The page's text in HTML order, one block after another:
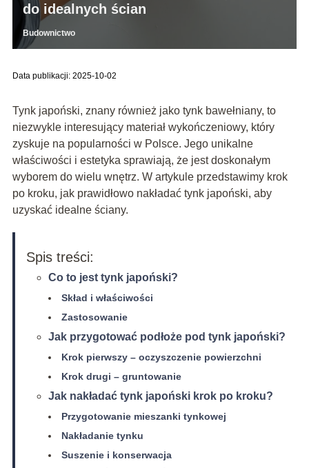
do idealnych ścian
Budownictwo
Data publikacji: 2025-10-02
Tynk japoński, znany również jako tynk bawełniany, to
niezwykle interesujący materiał wykończeniowy, który
zyskuje na popularności w Polsce. Jego unikalne
właściwości i estetyka sprawiają, że jest doskonałym
wyborem do wielu wnętrz. W artykule przedstawimy krok
po kroku, jak prawidłowo nakładać tynk japoński, aby
uzyskać idealne ściany.
Spis treści:
Co to jest tynk japoński?
Skład i właściwości
Zastosowanie
Jak przygotować podłoże pod tynk japoński?
Krok pierwszy – oczyszczenie powierzchni
Krok drugi – gruntowanie
Jak nakładać tynk japoński krok po kroku?
Przygotowanie mieszanki tynkowej
Nakładanie tynku
Suszenie i konserwacja